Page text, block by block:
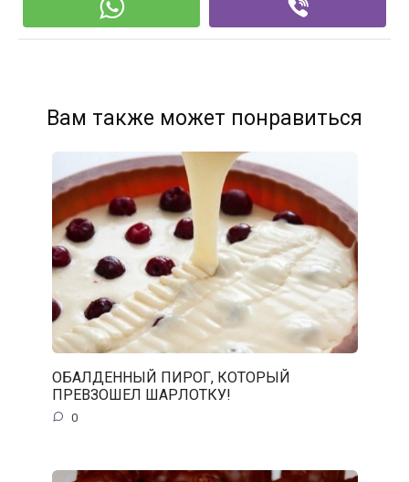
Вам также может понравиться
ОБАЛДЕННЫЙ ПИРОГ, КОТОРЫЙ
ПРЕВЗОШЕЛ ШАРЛОТКУ!
0